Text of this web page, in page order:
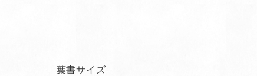
葉書サイズ